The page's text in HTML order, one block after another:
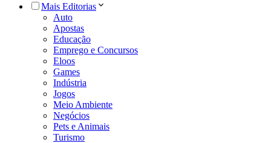
Mais Editorias
Auto
Apostas
Educação
Emprego e Concursos
Eloos
Games
Indústria
Jogos
Meio Ambiente
Negócios
Pets e Animais
Turismo